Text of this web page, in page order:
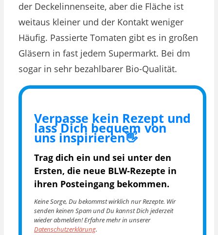
der Deckelinnenseite, aber die Fläche ist
weitaus kleiner und der Kontakt weniger
Häufig. Passierte Tomaten gibt es in großen
Gläsern in fast jedem Supermarkt. Bei dm
sogar in sehr bezahlbarer Bio-Qualität.
Verpasse kein Rezept und
lass Dich bequem von
uns inspirieren👋
Trag dich ein und sei unter den
Ersten, die neue BLW-Rezepte in
ihren Posteingang bekommen.
Keine Sorge, Du bekommst wirklich nur Rezepte. Wir
senden keinen Spam und Du kannst Dich jederzeit
wieder abmelden! Erfahre mehr in unserer
Datenschutzerklärung.